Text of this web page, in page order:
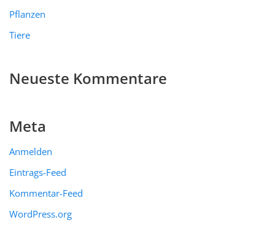
Pflanzen
Tiere
Neueste Kommentare
Meta
Anmelden
Eintrags-Feed
Kommentar-Feed
WordPress.org